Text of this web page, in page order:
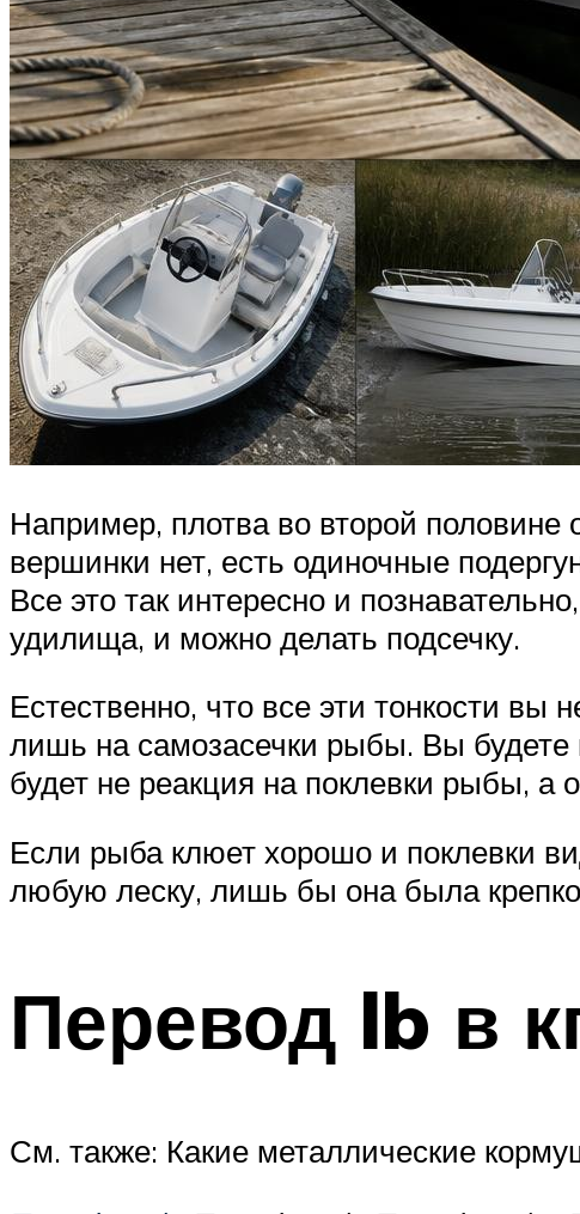
Например, плотва во второй половине
вершинки нет, есть одиночные
Все это так интересно и
удилища, и можно делать подсечку.
Естественно, что все эти тонкости вы
лишь на самозасечки рыбы. Вы будете
будет не реакция на поклевки рыбы, а
Если рыба клюет хорошо и поклевки
любую леску, лишь бы она была
Перевод lb в
См. также: Какие металлические